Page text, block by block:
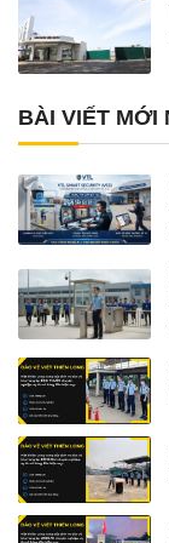
BÀI VIẾT MỚI